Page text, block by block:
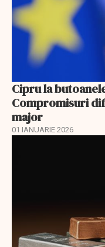
Cipru la
Compromisuri
major
01 IANUARIE 2026